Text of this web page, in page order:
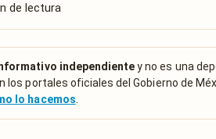
de lectura
independientey no es una
los portales oficiales del Gobierno de
lo hacemos